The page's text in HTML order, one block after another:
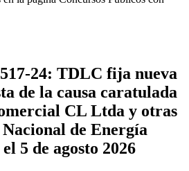
24: TDLC fija nueva
de la causa caratulada
CL Ltda y otras
de Energía
5 de agosto 2026